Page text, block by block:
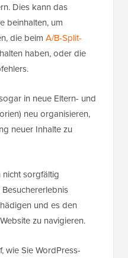
Dies kann das
beinhalten, um
die beim A/B-Split-
haben, oder die
in neue Eltern- und
neu organisieren,
neuer Inhalte zu
sorgfältig
und es den
zu navigieren.
wie Sie WordPress-